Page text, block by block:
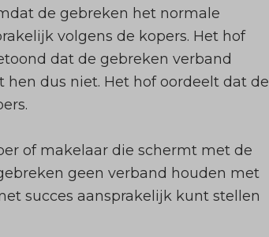
de gebreken het normale
volgens de kopers. Het hof
dat de gebreken verband
dus niet. Het hof oordeelt dat de
of makelaar die schermt met de
geen verband houden met
succes aansprakelijk kunt stellen